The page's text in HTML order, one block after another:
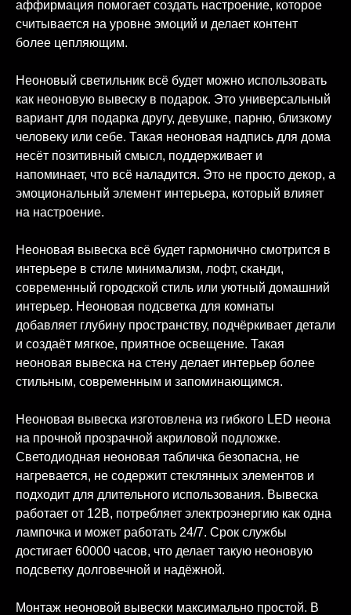
аффирмация помогает создать настроение, которое
считывается на уровне эмоций и делает контент
более цепляющим.
Неоновый светильник всё будет можно использовать
как неоновую вывеску в подарок. Это универсальный
вариант для подарка другу, девушке, парню, близкому
человеку или себе. Такая неоновая надпись для дома
несёт позитивный смысл, поддерживает и
напоминает, что всё наладится. Это не просто декор, а
эмоциональный элемент интерьера, который влияет
на настроение.
Неоновая вывеска всё будет гармонично смотрится в
интерьере в стиле минимализм, лофт, сканди,
современный городской стиль или уютный домашний
интерьер. Неоновая подсветка для комнаты
добавляет глубину пространству, подчёркивает детали
и создаёт мягкое, приятное освещение. Такая
неоновая вывеска на стену делает интерьер более
стильным, современным и запоминающимся.
Неоновая вывеска изготовлена из гибкого LED неона
на прочной прозрачной акриловой подложке.
Светодиодная неоновая табличка безопасна, не
нагревается, не содержит стеклянных элементов и
подходит для длительного использования. Вывеска
работает от 12В, потребляет электроэнергию как одна
лампочка и может работать 24/7. Срок службы
достигает 60000 часов, что делает такую неоновую
подсветку долговечной и надёжной.
Монтаж неоновой вывески максимально простой. В